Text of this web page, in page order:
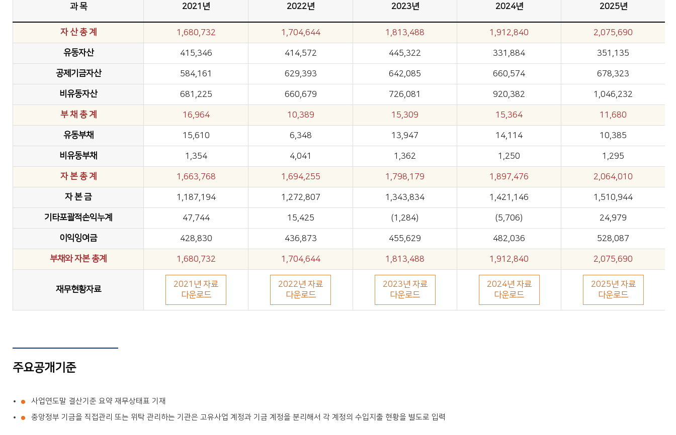
과 목 2021년 2022년 2023년 2024년 2025년
자 산 총 계 1,680,732 1,704,644 1,813,488 1,912,840 2,075,690
유동자산 415,346 414,572 445,322 331,884 351,135
공제기금자산 584,161 629,393 642,085 660,574 678,323
비유동자산 681,225 660,679 726,081 920,382 1,046,232
부 채 총 계 16,964 10,389 15,309 15,364 11,680
유동부채 15,610 6,348 13,947 14,114 10,385
비유동부채 1,354 4,041 1,362 1,250 1,295
자 본 총 계 1,663,768 1,694,255 1,798,179 1,897,476 2,064,010
자 본 금 1,187,194 1,272,807 1,343,834 1,421,146 1,510,944
기타포괄적손익누계 47,744 15,425 (1,284) (5,706) 24,979
이익잉여금 428,830 436,873 455,629 482,036 528,087
부채와 자본 총계 1,680,732 1,704,644 1,813,488 1,912,840 2,075,690
재무현황자료
2021년 자료
다운로드
2022년 자료
다운로드
2023년 자료
다운로드
2024년 자료
다운로드
2025년 자료
다운로드
주요공개기준
사업연도말 결산기준 요약 재무상태표 기재
중앙정부 기금을 직접관리 또는 위탁 관리하는 기관은 고유사업 계정과 기금 계정을 분리해서 각 계정의 수입지출 현황을 별도로 입력